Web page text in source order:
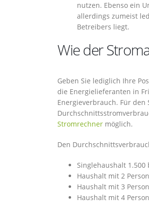
nutzen. Ebenso ein
allerdings zumeist
Betreibers liegt.
Wie der
Geben Sie lediglich Ihre
die Energielieferanten in
Energieverbrauch. Für
Stromrechner möglich.
Den
Singlehaushalt
Haushalt mit 2
Haushalt mit 3
Haushalt mit 4